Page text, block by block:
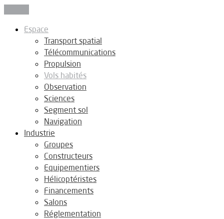
Espace
Transport spatial
Télécommunications
Propulsion
Vols habités
Observation
Sciences
Segment sol
Navigation
Industrie
Groupes
Constructeurs
Equipementiers
Hélicoptéristes
Financements
Salons
Réglementation